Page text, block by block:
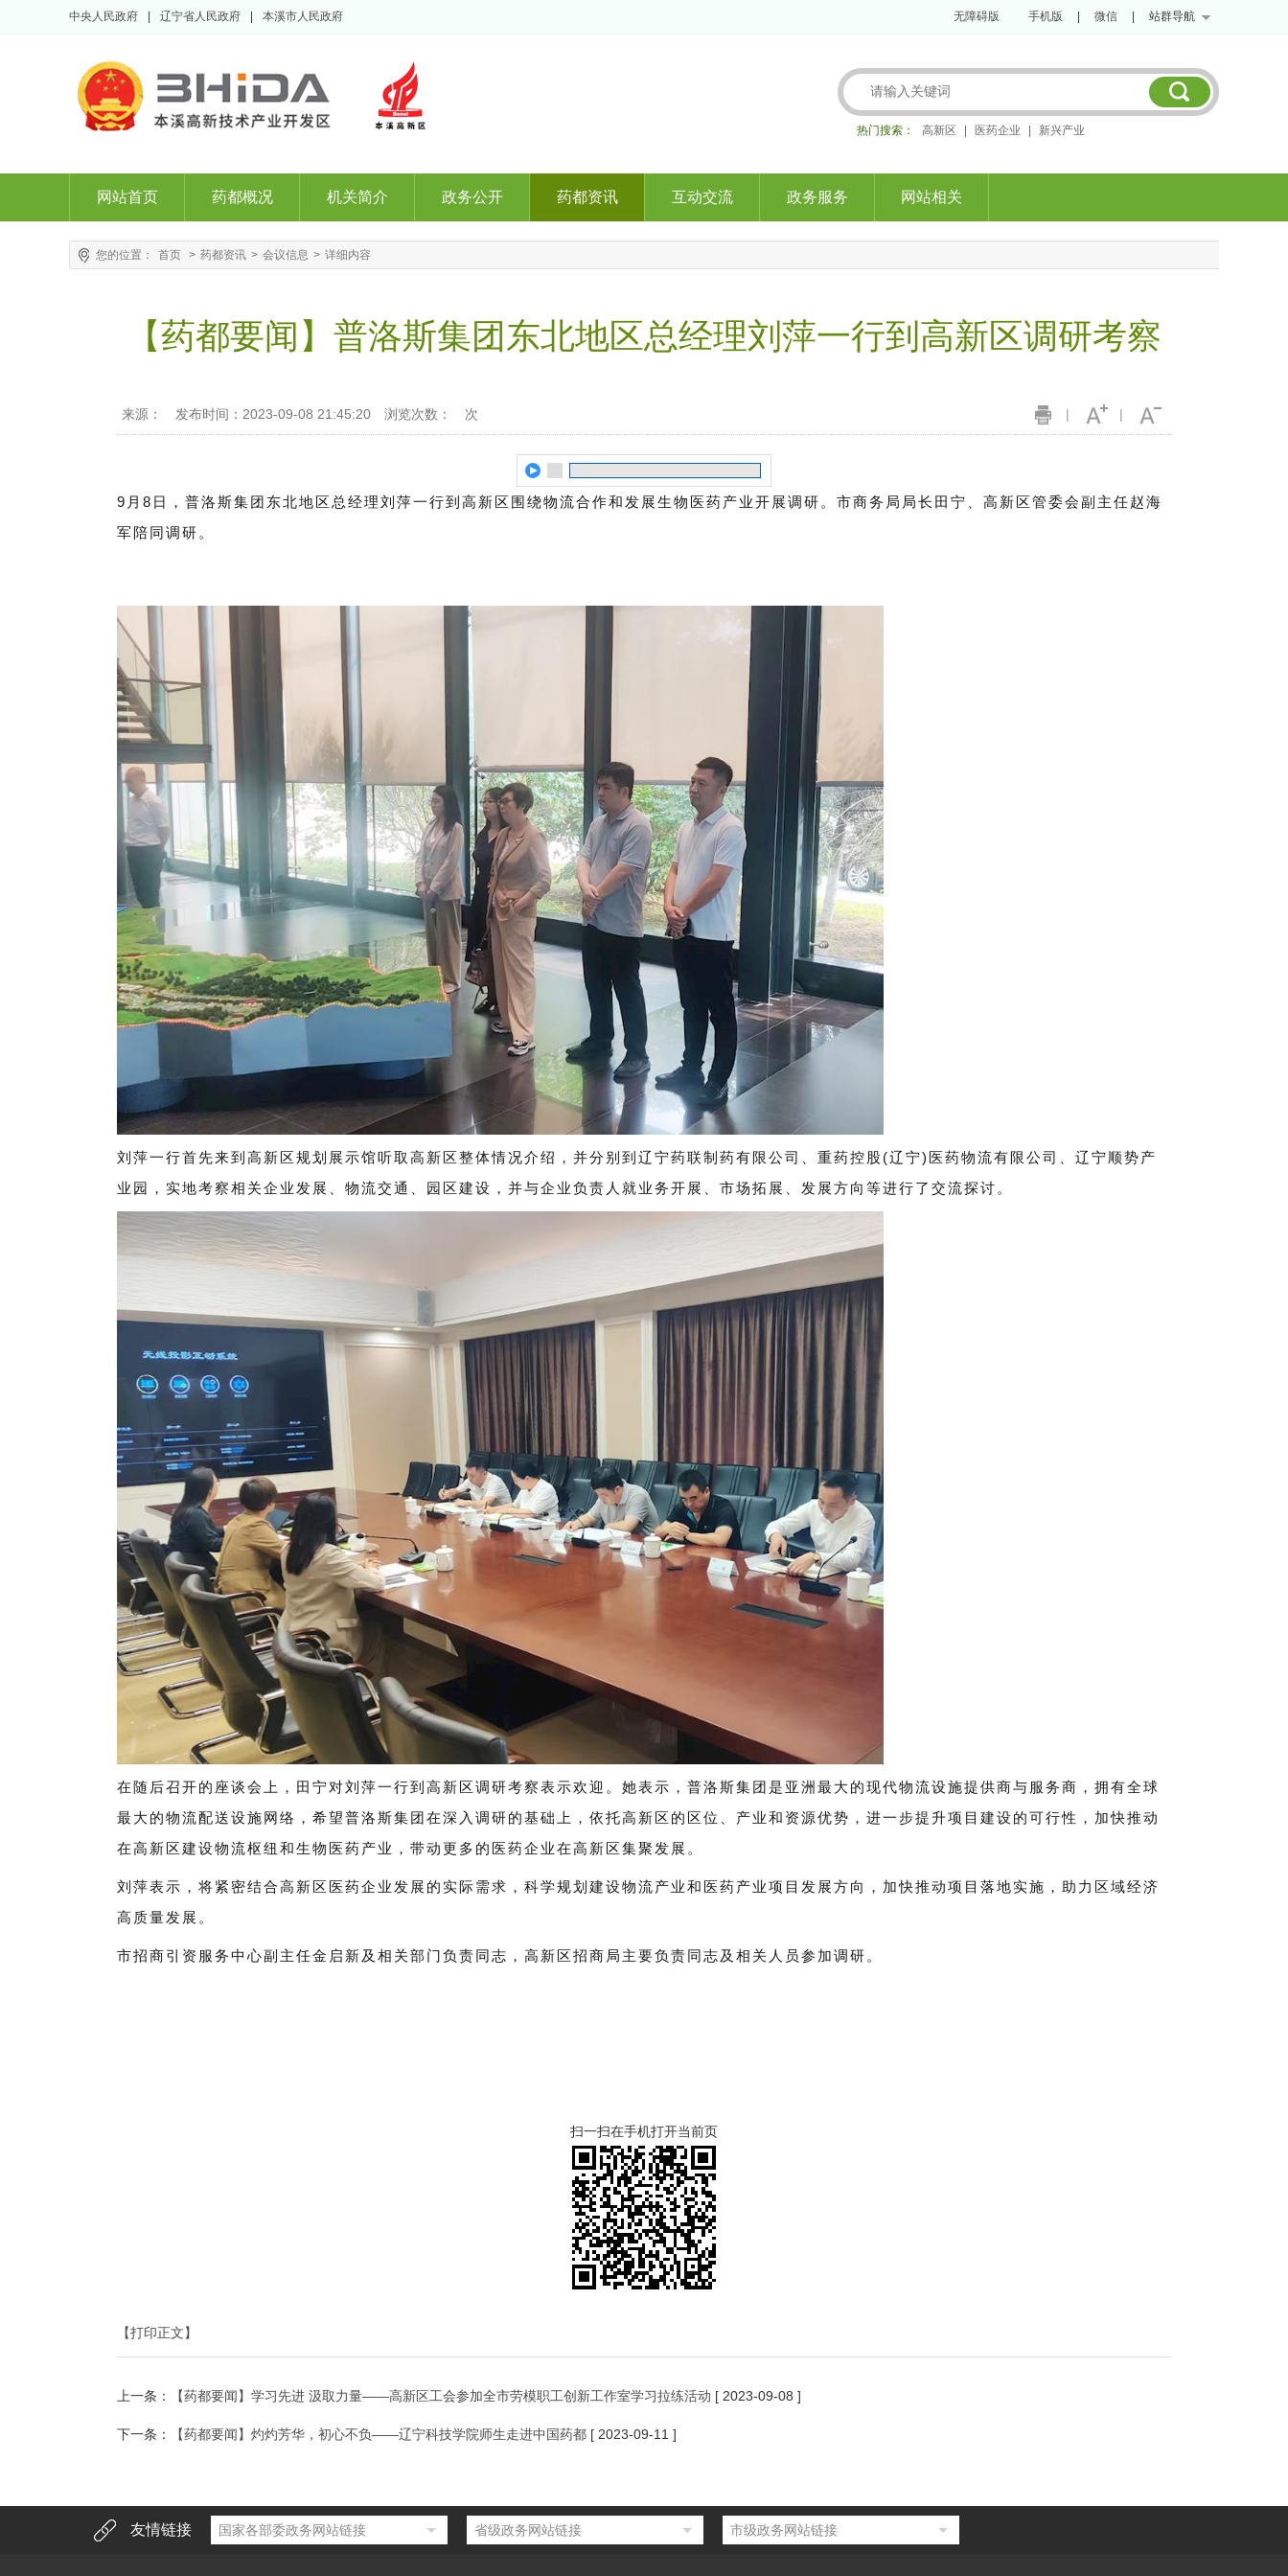
中央人民政府 辽宁省人民政府 本溪市人民政府 站群导航
无障碍版 手机版 微信
热门搜索： 高新区 医药企业 新兴产业
网站首页 药都概况 机关简介 政务公开 药都资讯 互动交流 政务服务 网站相关
您的位置： 首页 > 药都资讯 > 会议信息 > 详细内容
【药都要闻】普洛斯集团东北地区总经理刘萍一行到高新区调研考察
|
|
来源： 发布时间：2023-09-08 21:45:20 浏览次数： 次
9月8日，普洛斯集团东北地区总经理刘萍一行到高新区围绕物流合作和发展生物医药产业开展调研。市商务局局长田宁、高新区管委会副主任赵海
军陪同调研。
刘萍一行首先来到高新区规划展示馆听取高新区整体情况介绍，并分别到辽宁药联制药有限公司、重药控股(辽宁)医药物流有限公司、辽宁顺势产
业园，实地考察相关企业发展、物流交通、园区建设，并与企业负责人就业务开展、市场拓展、发展方向等进行了交流探讨。
在随后召开的座谈会上，田宁对刘萍一行到高新区调研考察表示欢迎。她表示，普洛斯集团是亚洲最大的现代物流设施提供商与服务商，拥有全球
最大的物流配送设施网络，希望普洛斯集团在深入调研的基础上，依托高新区的区位、产业和资源优势，进一步提升项目建设的可行性，加快推动
在高新区建设物流枢纽和生物医药产业，带动更多的医药企业在高新区集聚发展。
刘萍表示，将紧密结合高新区医药企业发展的实际需求，科学规划建设物流产业和医药产业项目发展方向，加快推动项目落地实施，助力区域经济
高质量发展。
市招商引资服务中心副主任金启新及相关部门负责同志，高新区招商局主要负责同志及相关人员参加调研。
扫一扫在手机打开当前页
【打印正文】
上一条： 【药都要闻】学习先进 汲取力量——高新区工会参加全市劳模职工创新工作室学习拉练活动 [ 2023-09-08 ]
下一条： 【药都要闻】灼灼芳华，初心不负——辽宁科技学院师生走进中国药都 [ 2023-09-11 ]
友情链接 国家各部委政务网站链接 省级政务网站链接 市级政务网站链接